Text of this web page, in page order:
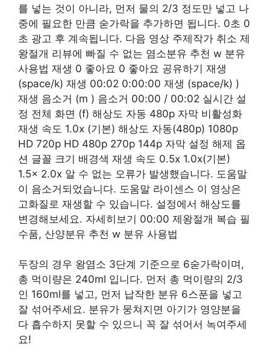
를 넣는 것이 아니라, 먼저 물의 2/3 정도만 넣고 나
중에 필요한 만큼 숟가락을 추가하면 됩니다. 0초 0
초 광고 후 계속됩니다. 다음 영상 주제작가 취소 제
왕절개 리뷰에 빠질 수 없는 염소분유 추천 w 분유
사용법 재생 0 좋아요 0 좋아요 공유하기 재생
(space/k) 재생 00:02 0:00:00 재생 (space/k) )
재생 음소거 (m ) 음소거 00:00 / 00:02 실시간 설
정 전체 화면 (f) 해상도 자동 480p 자막 비활성화
재생 속도 1.0x (기본) 해상도 자동(480p) 1080p
HD 720p HD 480p 270p 144p 자막 설정 해제 옵
션 글꼴 크기 배경색 재생 속도 0.5x 1.0x(기본)
1.5x 2.0x 알 수 없는 오류가 발생했습니다. 도움말
이 음소거되었습니다. 도움말 라이센스 이 영상은
고화질로 재생할 수 있습니다. 설정에서 해상도를
변경해보세요. 자세히보기 00:00 제왕절개 복습 필
수품, 산양분유 추천 w 분유 사용법
두장의 경우 왕염소 3단계 기준으로 6숟가락이며,
총 먹이량은 240ml 입니다. 먼저 총 먹이량의 2/3
인 160ml를 넣고, 먼저 납작한 분유 6스푼을 넣고
잘 섞어주세요. 분유가 뭉쳐지면 아기가 영양분을
다 흡수하지 못할 수 있으니 꼭 잘 섞어서 녹여주세
요!